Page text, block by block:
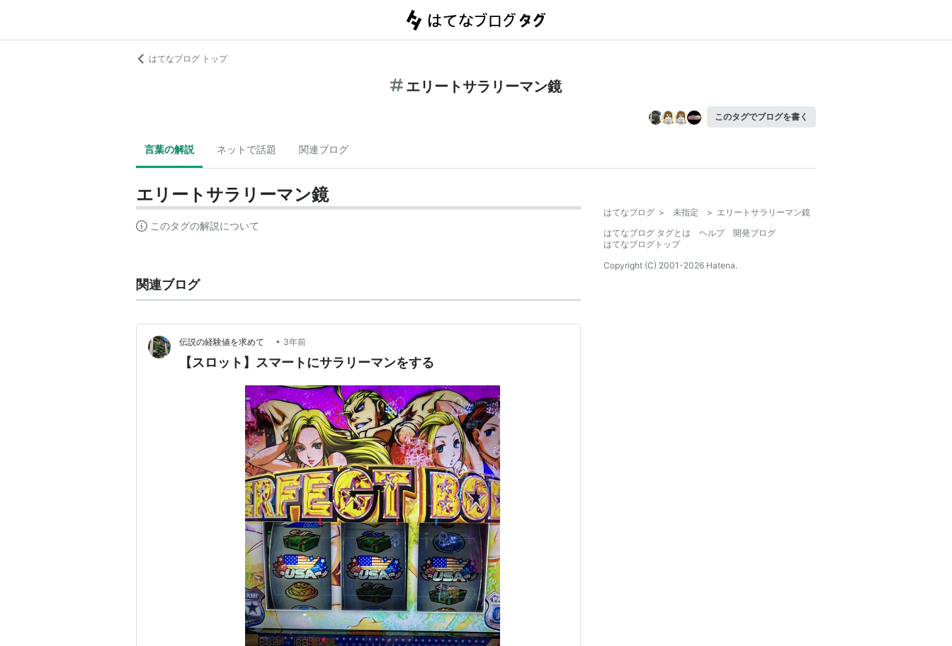
はてなブログ トップ
エリートサラリーマン鏡
このタグでブログを書く
言葉の解説 ネットで話題 関連ブログ
エリートサラリーマン鏡
このタグの解説について
関連ブログ
伝説の経験値を求めて • 3年前
【スロット】スマートにサラリーマンをする
はてなブログ > 未指定 > エリートサラリーマン鏡
はてなブログ タグとは
ヘルプ
開発ブログ
はてなブログトップ
Copyright (C) 2001-2026 Hatena.